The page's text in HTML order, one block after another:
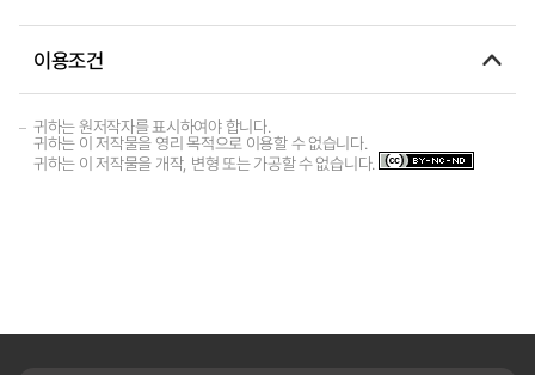
이용조건
귀하는 원저작자를 표시하여야 합니다.
귀하는 이 저작물을 영리 목적으로 이용할 수 없습니다.
귀하는 이 저작물을 개작, 변형 또는 가공할 수 없습니다.